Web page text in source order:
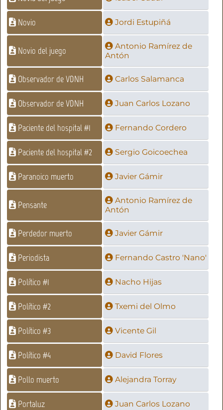
Novio Jordi Estupiñá
Novio del juego
Antonio Ramírez de
Antón
Observador de VDNH Carlos Salamanca
Observador de VDNH Juan Carlos Lozano
Paciente del hospital #1 Fernando Cordero
Paciente del hospital #2 Sergio Goicoechea
Paranoico muerto Javier Gámir
Pensante
Antonio Ramírez de
Antón
Perdedor muerto Javier Gámir
Periodista Fernando Castro 'Nano'
Político #1 Nacho Hijas
Político #2 Txemi del Olmo
Político #3 Vicente Gil
Político #4 David Flores
Pollo muerto Alejandra Torray
Portaluz Juan Carlos Lozano